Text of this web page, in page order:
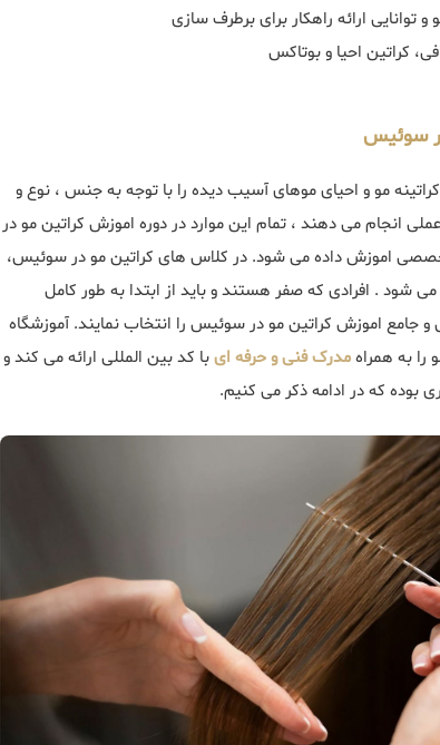
سوئیس
مو و احیای موهای آسیب دیده را با توجه به جنس ، نوع و
انجام می دهند ، تمام این موارد در دوره اموزش کراتین مو در
اموزش داده می شود. در کلاس های کراتین مو در سوئیس،
می شود . افرادی که صفر هستند و باید از ابتدا به طور کامل
و جامع اموزش کراتین مو در سوئیس را انتخاب نمایند. آموزشگاه
را به همراهمدرک فنی و حرفه ایبا کد بین المللی ارائه می کند و
بوده که در ادامه ذکر می کنیم.